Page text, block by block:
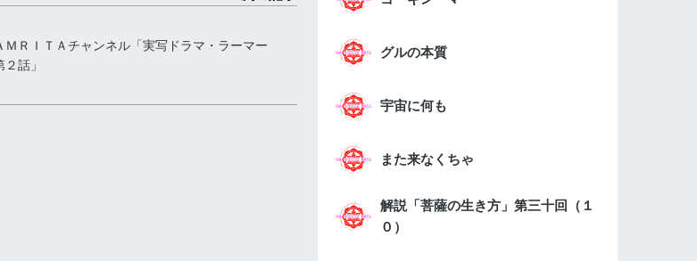
ＭＲＩＴＡチャンネル「実写ドラマ・ラーマー
話」
グルの本質
宇宙に何も
また来なくちゃ
解説「菩薩の生き方」第三十回（１
０）